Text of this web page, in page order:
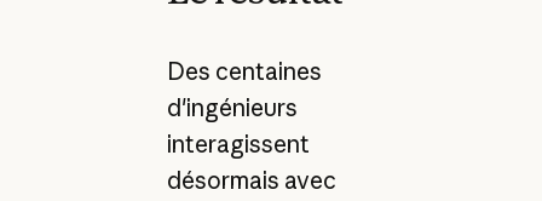
Des centaines
d'ingénieurs
interagissent
désormais avec